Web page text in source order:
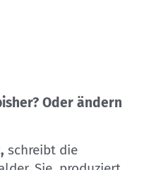
Oder ändern
schreibt die